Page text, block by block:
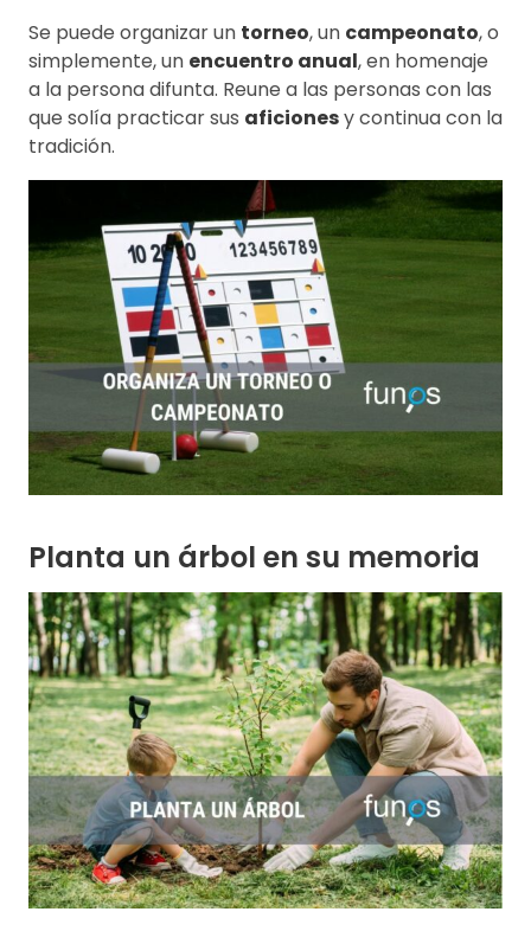
Se puede organizar un torneo, un campeonato, o
simplemente, un encuentro anual, en homenaje
a la persona difunta. Reune a las personas con las
que solía practicar sus aficionesy continua con la
tradición.
Planta un árbol en su memoria